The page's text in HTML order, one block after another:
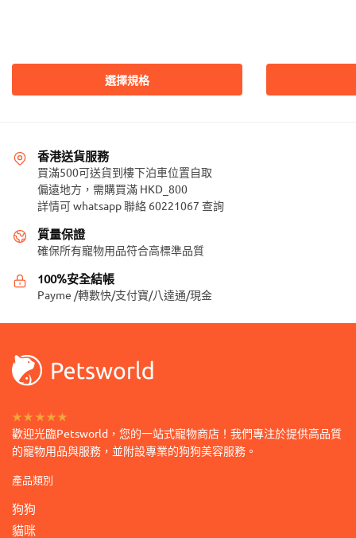
選擇規格
可
面
項
可
香港送貨服務
買滿500可送貨到樓下泊車位置自取
偏遠地方，需購買滿 HKD_800
詳情可 whatsapp 聯絡 60221067 查詢
質量保證
確保所有寵物用品符合高標準品質
100%安全結帳
Payme /轉數快/支付寶/八達通/現金
★★★★★
歡迎光臨Petsworld，您的一站式寵物商店！我們專注於提供高品質
的寵物用品與服務，並附設專業的狗狗美容服務。
產品類別
狗狗
貓咪